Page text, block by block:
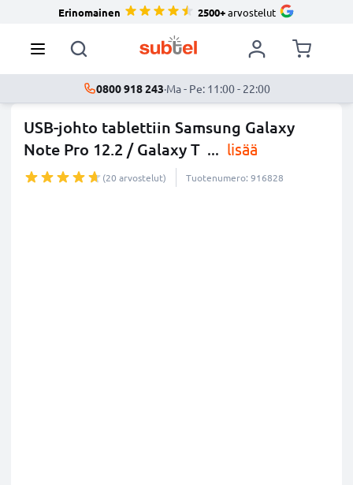
Erinomainen 2500+arvostelut
0800 918 243·Ma - Pe: 11:00 - 22:00
USB-johto tablettiin Samsung Galaxy
Note Pro 12.2 / Galaxy T ... lisää
(20 arvostelut) Tuotenumero: 916828